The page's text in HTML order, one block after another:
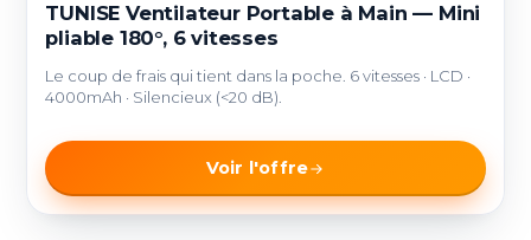
TUNISE Ventilateur Portable à Main — Mini
pliable 180°, 6 vitesses
Le coup de frais qui tient dans la poche. 6 vitesses · LCD ·
4000mAh · Silencieux (<20 dB).
Voir l'offre